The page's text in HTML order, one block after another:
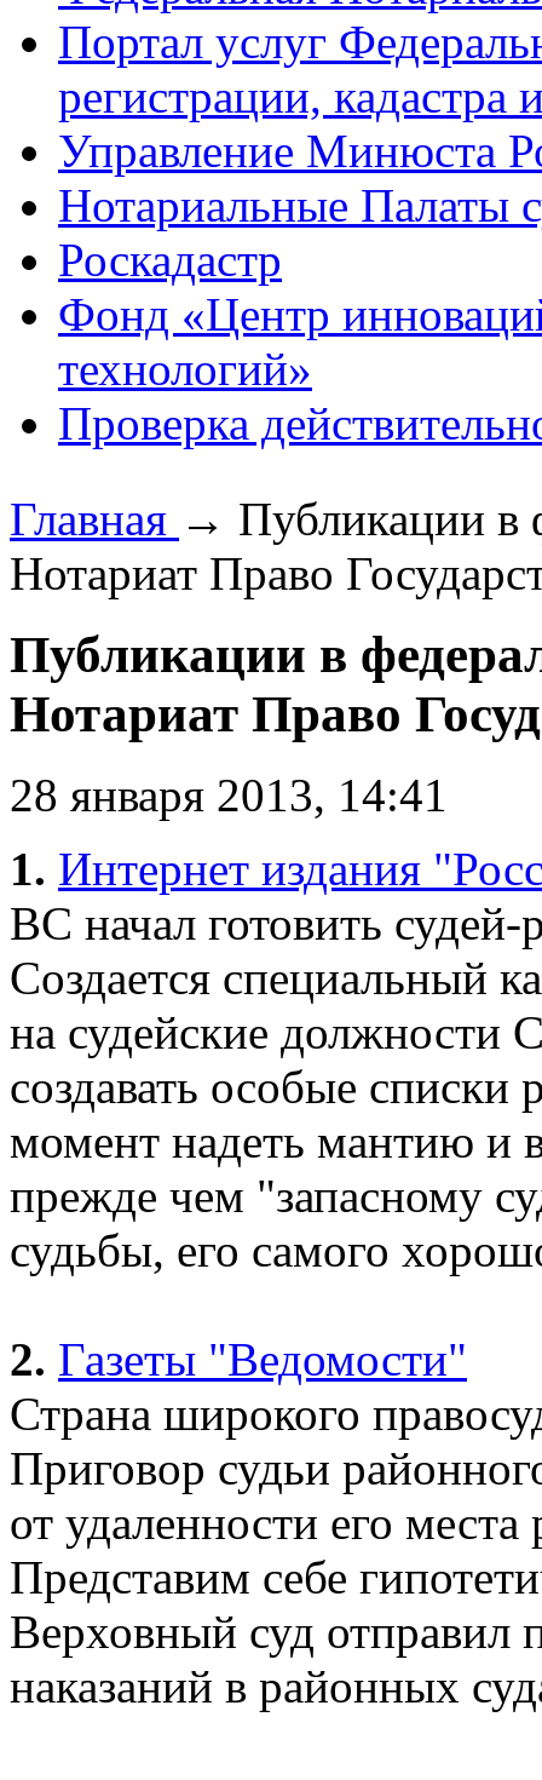
Портал услуг
регистрации, кадастра
Управление Минюста
Нотариальные Палаты
Роскадастр
Фонд «Центр
технологий»
Проверка
Главная → Публикации в
Нотариат Право
Публикации в
Нотариат Право
28 января 2013, 14:41
1. Интернет издания
ВС начал готовить судей-
Создается специальный
на судейские должности
создавать особые списки
момент надеть мантию и
прежде чем "запасному
судьбы, его самого
2. Газеты "Ведомости"
Страна широкого
Приговор судьи
от удаленности его
Представим себе
Верховный суд отправил
наказаний в районных